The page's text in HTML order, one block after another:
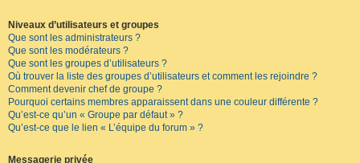
Niveaux d’utilisateurs et groupes
Que sont les administrateurs ?
Que sont les modérateurs ?
Que sont les groupes d’utilisateurs ?
Où trouver la liste des groupes d’utilisateurs et comment les rejoindre ?
Comment devenir chef de groupe ?
Pourquoi certains membres apparaissent dans une couleur différente ?
Qu’est-ce qu’un « Groupe par défaut » ?
Qu’est-ce que le lien « L’équipe du forum » ?
Messagerie privée